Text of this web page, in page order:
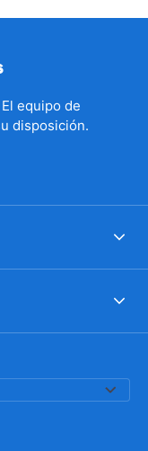
equipo de
disposición.